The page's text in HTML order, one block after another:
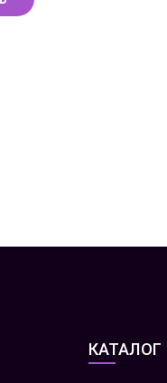
КАТАЛОГ